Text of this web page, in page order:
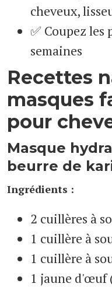
cheveux,
✅ Coupez
semaines
Recettes
masques
pour
Masque
beurre de
Ingrédients :
2 cuillères à
1 cuillère à
1 cuillère à
1 jaune d'œuf